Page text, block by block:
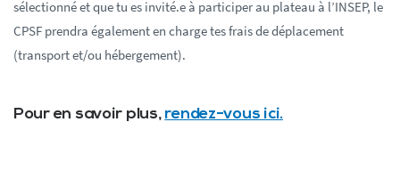
sélectionné et que tu es invité.e à participer au plateau à l’INSEP, le
CPSF prendra également en charge tes frais de déplacement
(transport et/ou hébergement).
Pour en savoir plus, rendez-vous ici.